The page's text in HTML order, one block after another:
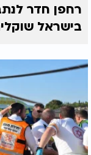
רחפן חדר
בישראל